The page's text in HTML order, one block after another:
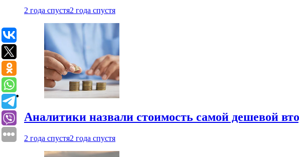
2 года спустя2 года спустя
Аналитики назвали стоимость самой дешевой
2 года спустя2 года спустя